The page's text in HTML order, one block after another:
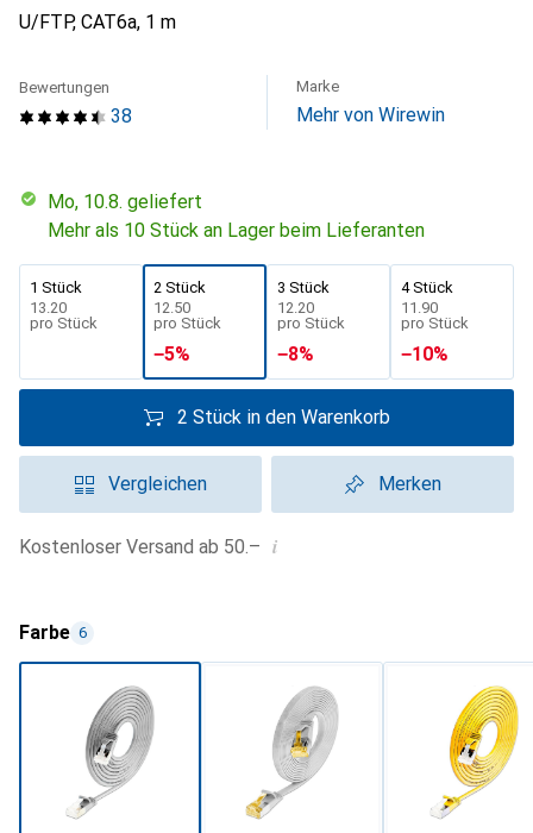
U/FTP, CAT6a, 1 m
38
Bewertungen Marke
Mehr von Wirewin
Mo, 10.8. geliefert
Mehr als 10 Stück an Lager beim Lieferanten
1 Stück
CHF
13.20
pro Stück
2 Stück
CHF
12.50
pro Stück
−5%
3 Stück
CHF
12.20
pro Stück
−8%
4 Stück
CHF
11.90
pro Stück
−10%
2 Stück in den Warenkorb
Vergleichen Merken
Kostenloser Versand ab 50.– i
Farbe 6